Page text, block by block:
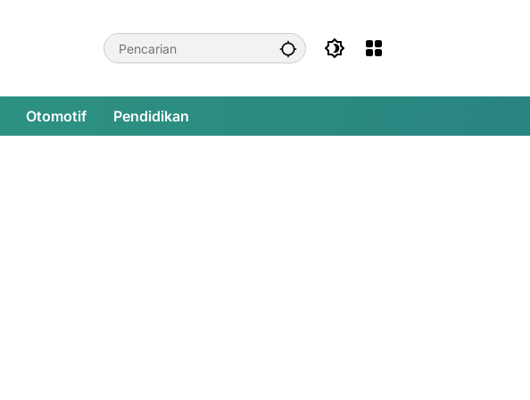
Otomotif Pendidikan